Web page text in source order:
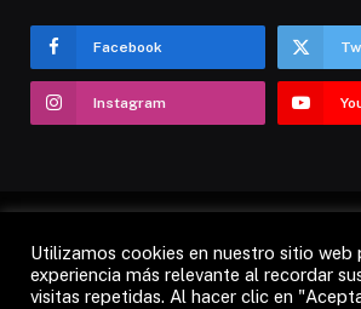
Facebook
Instagram
AVISO LEGAL POLÍTICA DE
POLÍTICA DE PRIVACIDAD CANDÁS
Utilizamos cookies en nuestro sitio web
experiencia más relevante al recordar
visitas repetidas. Al hacer clic en